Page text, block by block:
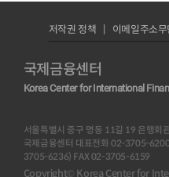
국제금융센터
Korea Center for International
서울특별시 중구 명동 11길 19 은행회
국제금융센터 대표전화 02-3705-
3705-6236) FAX 02-3705-6159
Copyright© Korea Center for
저작권 정책 이메일주소